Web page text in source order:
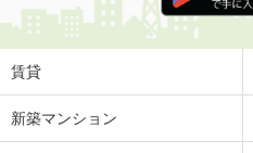
賃貸
新築マンション